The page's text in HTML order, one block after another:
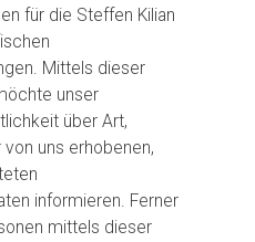
für die Steffen Kilian
Mittels dieser
unser
über Art,
uns erhobenen,
informieren. Ferner
mittels dieser